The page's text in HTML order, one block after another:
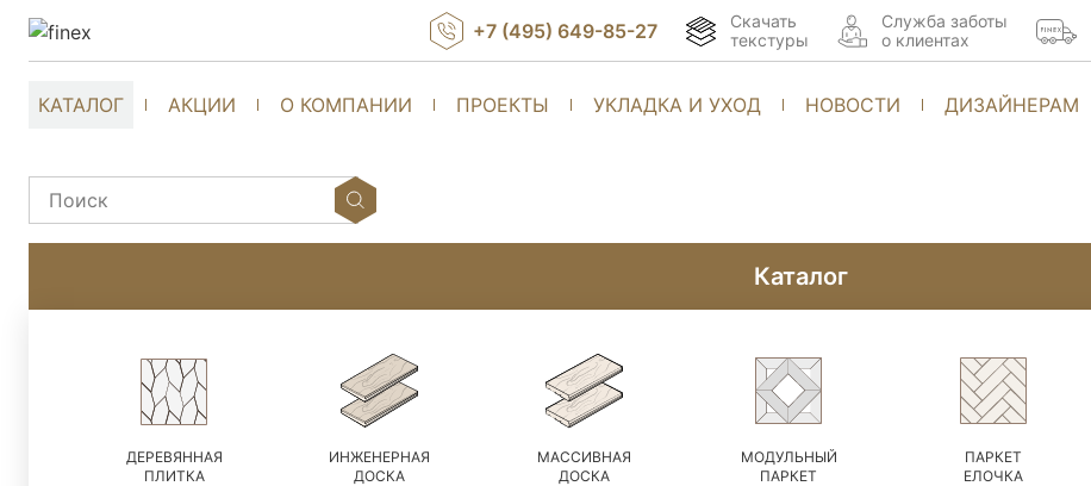
КАТАЛОГ АКЦИИ О КОМПАНИИ ПРОЕКТЫ УКЛАДКА И УХОД НОВОСТИ ДИЗАЙНЕРАМ
+7 (495) 649-85-27
Скачать
текстуры
Cлужба заботы
о клиентах
Каталог
ДЕРЕВЯННАЯ
ПЛИТКА
ИНЖЕНЕРНАЯ
ДОСКА
МАССИВНАЯ
ДОСКА
МОДУЛЬНЫЙ
ПАРКЕТ
ПАРКЕТ
ЕЛОЧКА